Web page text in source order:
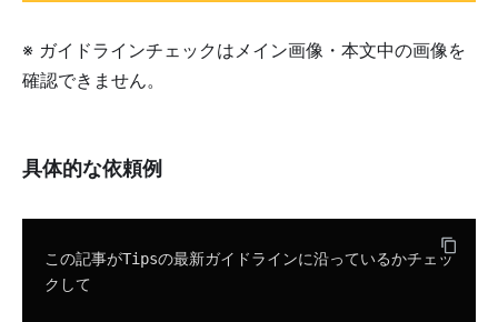
※ ガイドラインチェックはメイン画像・本文中の画像を
確認できません。
具体的な依頼例
この記事がTipsの最新ガイドラインに沿っているかチェッ
クして